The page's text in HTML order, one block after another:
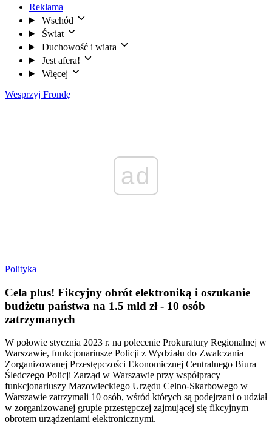
Reklama
Wschód
Świat
Duchowość i wiara
Jest afera!
Więcej
Wesprzyj Frondę
ad
Polityka
Cela plus! Fikcyjny obrót elektroniką i oszukanie
budżetu państwa na 1.5 mld zł - 10 osób
zatrzymanych
W połowie stycznia 2023 r. na polecenie Prokuratury Regionalnej w
Warszawie, funkcjonariusze Policji z Wydziału do Zwalczania
Zorganizowanej Przestępczości Ekonomicznej Centralnego Biura
Śledczego Policji Zarząd w Warszawie przy współpracy
funkcjonariuszy Mazowieckiego Urzędu Celno-Skarbowego w
Warszawie zatrzymali 10 osób, wśród których są podejrzani o udział
w zorganizowanej grupie przestępczej zajmującej się fikcyjnym
obrotem urządzeniami elektronicznymi.